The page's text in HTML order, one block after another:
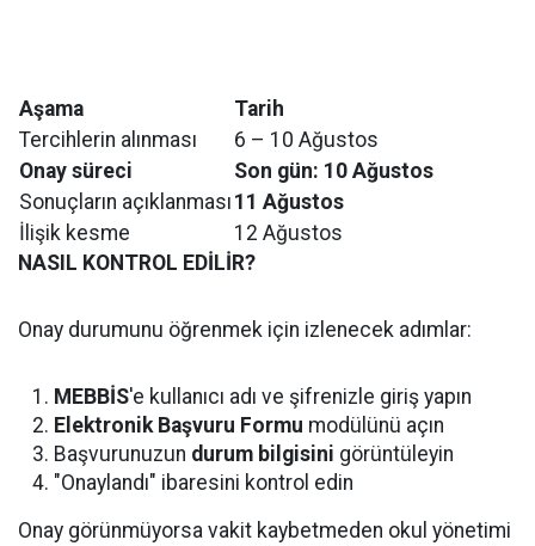
Aşama
Tarih
Tercihlerin alınması
6 – 10 Ağustos
Onay süreci
Son gün: 10 Ağustos
Sonuçların açıklanması 11 Ağustos
İlişik kesme
12 Ağustos
NASIL KONTROL EDİLİR?
Onay durumunu öğrenmek için izlenecek adımlar:
MEBBİS'e kullanıcı adı ve şifrenizle giriş yapın
Elektronik Başvuru Formu modülünü açın
Başvurunuzun durum bilgisini görüntüleyin
"Onaylandı" ibaresini kontrol edin
Onay görünmüyorsa vakit kaybetmeden okul yönetimi